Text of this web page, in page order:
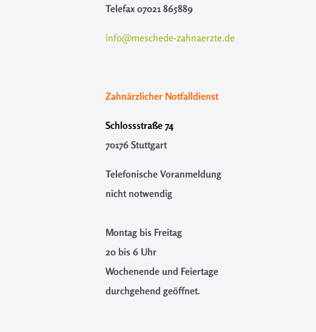
Telefax 07021 865889
info@meschede-zahnaerzte.de
Zahnärzlicher Notfalldienst
Schlossstraße 74
70176 Stuttgart
Telefonische Voranmeldung
nicht notwendig
Montag bis Freitag
20 bis 6 Uhr
Wochenende und Feiertage
durchgehend geöffnet.